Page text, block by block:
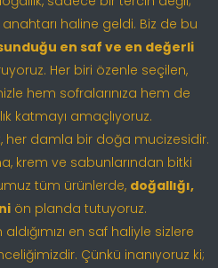
anahtarı haline geldi. Biz de bu
en saf ve en değerli
Her biri özenle seçilen,
hem sofralarınıza hem de
katmayı amaçlıyoruz.
her damla bir doğa mucizesidir.
krem ve sabunlarından bitki
tüm ürünlerde, doğallığı,
ön planda tutuyoruz.
en saf haliyle sizlere
Çünkü inanıyoruz ki;